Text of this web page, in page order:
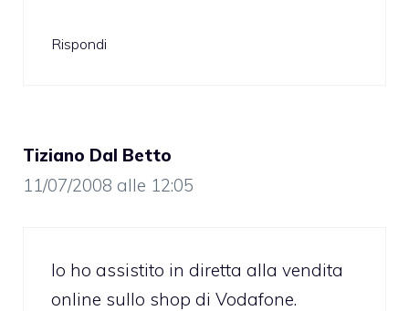
Rispondi
Tiziano Dal Betto
11/07/2008 alle 12:05
Io ho assistito in diretta alla vendita
online sullo shop di Vodafone.